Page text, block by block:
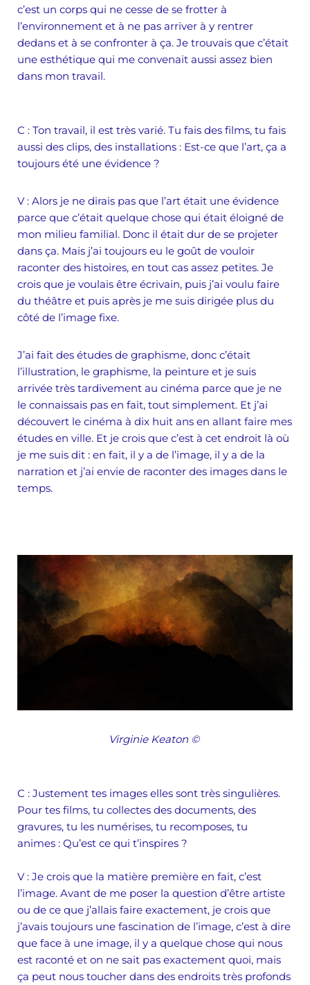
c’est un corps qui ne cesse de se frotter à
l’environnement et à ne pas arriver à y rentrer
dedans et à se confronter à ça. Je trouvais que c’était
une esthétique qui me convenait aussi assez bien
dans mon travail.
C : Ton travail, il est très varié. Tu fais des films, tu fais
aussi des clips, des installations : Est-ce que l’art, ça a
toujours été une évidence ?
V: Alors je ne dirais pas que l’art était une évidence
parce que c’était quelque chose qui était éloigné de
mon milieu familial. Donc il était dur de se projeter
dans ça. Mais j’ai toujours eu le goût de vouloir
raconter des histoires, en tout cas assez petites. Je
crois que je voulais être écrivain, puis j’ai voulu faire
du théâtre et puis après je me suis dirigée plus du
côté de l’image fixe.
J’ai fait des études de graphisme, donc c’était
l’illustration, le graphisme, la peinture et je suis
arrivée très tardivement au cinéma parce que je ne
le connaissais pas en fait, tout simplement. Et j’ai
découvert le cinéma à dix huit ans en allant faire mes
études en ville. Et je crois que c’est à cet endroit là où
je me suis dit : en fait, il y a de l’image, il y a de la
narration et j’ai envie de raconter des images dans le
temps.
Virginie Keaton ©
C : Justement tes images elles sont très singulières.
Pour tes films, tu collectes des documents, des
gravures, tu les numérises, tu recomposes, tu
animes : Qu’est ce qui t’inspires ?
V: Je crois que la matière première en fait, c’est
l’image. Avant de me poser la question d’être artiste
ou de ce que j’allais faire exactement, je crois que
j’avais toujours une fascination de l’image, c’est à dire
que face à une image, il y a quelque chose qui nous
est raconté et on ne sait pas exactement quoi, mais
ça peut nous toucher dans des endroits très profonds